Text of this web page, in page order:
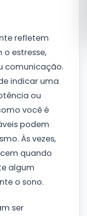
refletem
estresse,
comunicação.
indicar uma
ou
você é
podem
Às vezes,
quando
algum
o sono.
ser